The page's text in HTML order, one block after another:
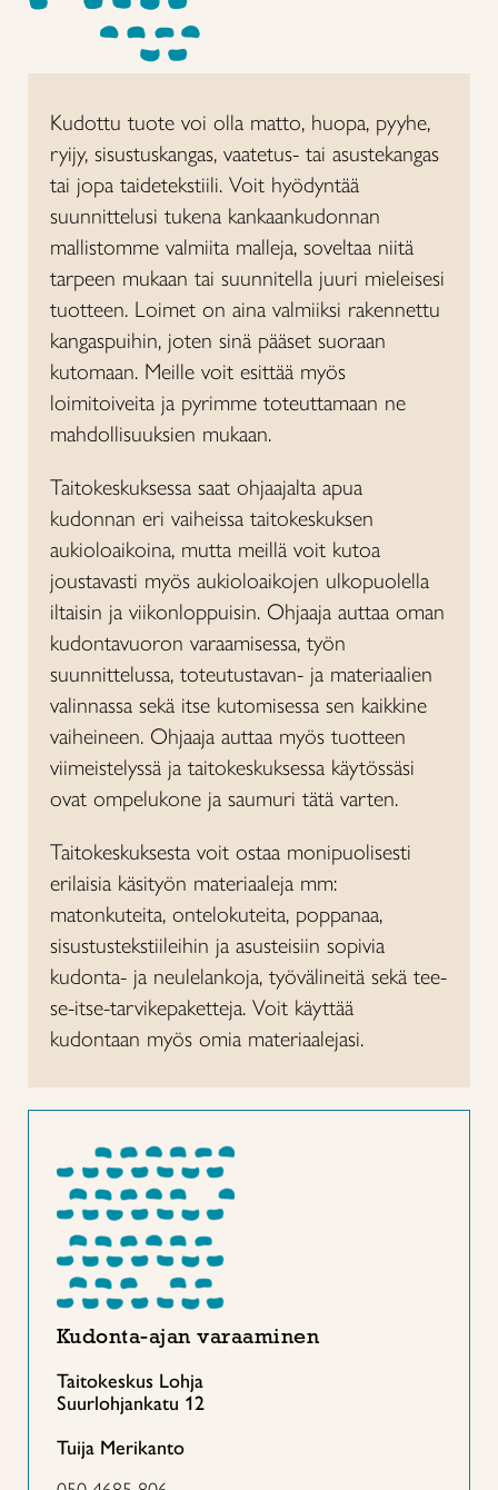
Kudottu tuote voi olla matto, huopa, pyyhe,
ryijy, sisustuskangas, vaatetus- tai asustekangas
tai jopa taidetekstiili. Voit hyödyntää
suunnittelusi tukena kankaankudonnan
mallistomme valmiita malleja, soveltaa niitä
tarpeen mukaan tai suunnitella juuri mieleisesi
tuotteen. Loimet on aina valmiiksi rakennettu
kangaspuihin, joten sinä pääset suoraan
kutomaan. Meille voit esittää myös
loimitoiveita ja pyrimme toteuttamaan ne
mahdollisuuksien mukaan.
Taitokeskuksessa saat ohjaajalta apua
kudonnan eri vaiheissa taitokeskuksen
aukioloaikoina, mutta meillä voit kutoa
joustavasti myös aukioloaikojen ulkopuolella
iltaisin ja viikonloppuisin. Ohjaaja auttaa oman
kudontavuoron varaamisessa, työn
suunnittelussa, toteutustavan- ja materiaalien
valinnassa sekä itse kutomisessa sen kaikkine
vaiheineen. Ohjaaja auttaa myös tuotteen
viimeistelyssä ja taitokeskuksessa käytössäsi
ovat ompelukone ja saumuri tätä varten.
Taitokeskuksesta voit ostaa monipuolisesti
erilaisia käsityön materiaaleja mm:
matonkuteita, ontelokuteita, poppanaa,
sisustustekstiileihin ja asusteisiin sopivia
kudonta- ja neulelankoja, työvälineitä sekä tee-
se-itse-tarvikepaketteja. Voit käyttää
kudontaan myös omia materiaalejasi.
Kudonta-ajan varaaminen
Taitokeskus Lohja
Suurlohjankatu 12
Tuija Merikanto